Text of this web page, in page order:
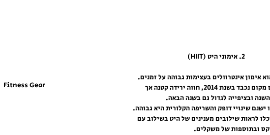
Fitness Gear
2. אימוני היט (HIIT)
אימון אינטרוולים בעצימות גבוהה על זמנים.
האימון תפס מקום נכבד בשנת 2014, חווה ירידה קטנה אך
ובציפייה לגדול גם בשנה הבאה.
ישנם שינויי דופק והשריפה הקלורית היא גבוהה.
לראות שילובים מענינים של היט בשילוב עם
ובתוספות של משקלים.